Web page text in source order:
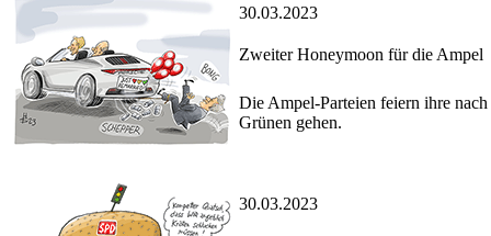
30.03.2023
Zweiter Honeymoon für die Ampel
Die Ampel-Parteien feiern ihre
Grünen gehen.
30.03.2023